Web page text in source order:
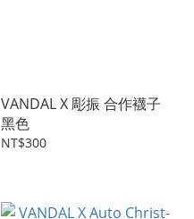
VANDAL X 彫振 合作襪子
黑色
NT$300